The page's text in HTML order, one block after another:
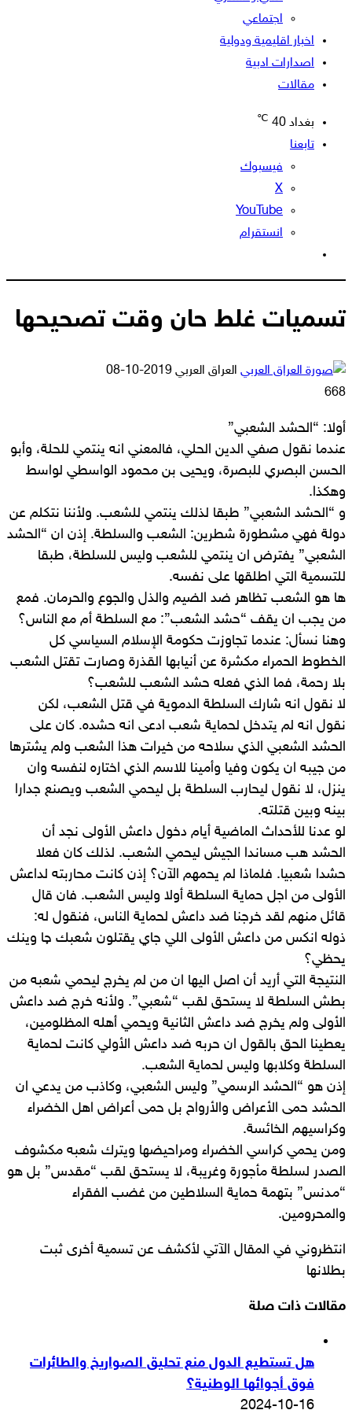
اجتماعي
اخبار اقليمية ودولية
اصدارات ادبية
مقالات
بغداد 40
℃
تابعنا
فيسبوك
‫X
‫YouTube
انستقرام
المظلم
تسميات غلط حان وقت تصحيحها
العراق العربي أرسل
2019-10-08
668
أولا: “الحشد الشعبي”
عندما نقول صفي الدين الحلي، فالمعني انه ينتمي للحلة، وأبو
الحسن البصري للبصرة، ويحيى بن محمود الواسطي لواسط
وهكذا.
و “الحشد الشعبي” طبقا لذلك ينتمي للشعب. ولأننا نتكلم عن
دولة فهي مشطورة شطرين: الشعب والسلطة. إذن ان “الحشد
الشعبي” يفترض ان ينتمي للشعب وليس للسلطة، طبقا
للتسمية التي اطلقها على نفسه.
ها هو الشعب تظاهر ضد الضيم والذل والجوع والحرمان. فمع
من يجب ان يقف “حشد الشعب”: مع السلطة أم مع الناس؟
وهنا نسأل: عندما تجاوزت حكومة الإسلام السياسي كل
الخطوط الحمراء مكشرة عن أنيابها القذرة وصارت تقتل الشعب
بلا رحمة، فما الذي فعله حشد الشعب للشعب؟
لا نقول انه شارك السلطة الدموية في قتل الشعب، لكن
نقول انه لم يتدخل لحماية شعب ادعى انه حشده. كان على
الحشد الشعبي الذي سلاحه من خيرات هذا الشعب ولم يشترها
من جيبه ان يكون وفيا وأمينا للاسم الذي اختاره لنفسه وان
ينزل، لا نقول ليحارب السلطة بل ليحمي الشعب ويصنع جدارا
بينه وبين قتلته.
لو عدنا للأحداث الماضية أيام دخول داعش الأولى نجد أن
الحشد هب مساندا الجيش ليحمي الشعب. لذلك كان فعلا
حشدا شعبيا. فلماذا لم يحمهم الآن؟ إذن كانت محاربته لداعش
الأولى من اجل حماية السلطة أولا وليس الشعب. فان قال
قائل منهم لقد خرجنا ضد داعش لحماية الناس، فنقول له:
ذوله انكس من داعش الأولى اللي جاي يقتلون شعبك چا وينك
يحظي؟
النتيجة التي أريد أن اصل اليها ان من لم يخرج ليحمي شعبه من
بطش السلطة لا يستحق لقب “شعبي”. ولأنه خرج ضد داعش
الأولى ولم يخرج ضد داعش الثانية ويحمي أهله المظلومين،
يعطينا الحق بالقول ان حربه ضد داعش الأولي كانت لحماية
السلطة وكلابها وليس لحماية الشعب.
إذن هو “الحشد الرسمي” وليس الشعبي، وكاذب من يدعي ان
الحشد حمى الأعراض والأرواح بل حمى أعراض اهل الخضراء
وكراسيهم الخائسة.
ومن يحمي كراسي الخضراء ومراحيضها ويترك شعبه مكشوف
الصدر لسلطة مأجورة وغريبة، لا يستحق لقب “مقدس” بل هو
“مدنس” بتهمة حماية السلاطين من غضب الفقراء
والمحرومين.
انتظروني في المقال الآتي لأكشف عن تسمية أخرى ثبت
بطلانها
مقالات ذات صلة
هل تستطيع الدول منع تحليق الصواريخ والطائرات
فوق أجوائها الوطنية؟
2024-10-16